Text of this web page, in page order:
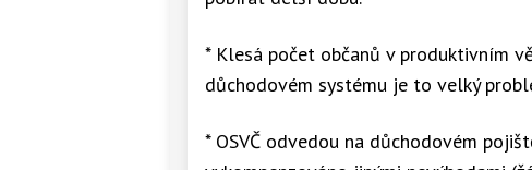
2000
2001
174
* Klesá počet občanů v produktivním
důchodovém systému je to velký
* OSVČ odvedou na důchodovém